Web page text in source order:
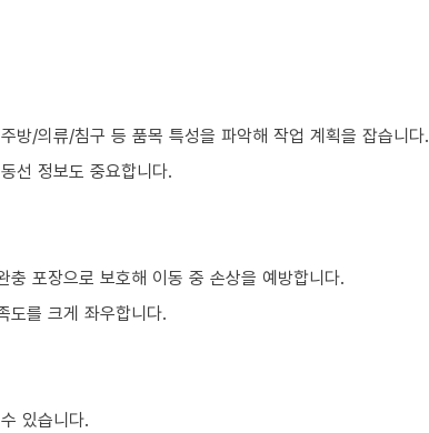
방/의류/침구 등 품목 특성을 파악해 작업 계획을 잡습니다.
선 정보도 중요합니다.
충 포장으로 보호해 이동 중 손상을 예방합니다.
도를 크게 좌우합니다.
있습니다.